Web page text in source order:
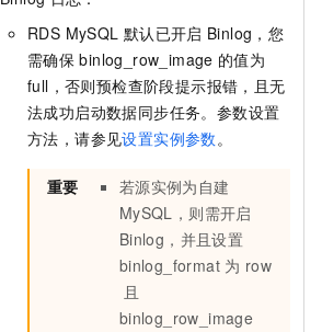
RDS MySQL 默认已开启 Binlog，您
需确保 binlog_row_image 的值为
full，否则预检查阶段提示报错，且无
法成功启动数据同步任务。参数设置
方法，请参见设置实例参数。
重要
若源实例为自建
MySQL，则需开启
Binlog，并且设置
binlog_format 为 row
且
binlog_row_image